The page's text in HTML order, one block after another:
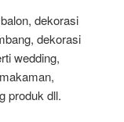
dekorasi
dekorasi
wedding,
produk dll.